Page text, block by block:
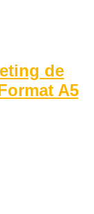
de
A5